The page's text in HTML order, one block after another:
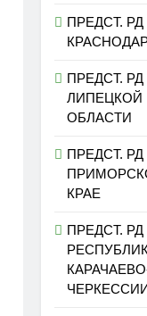
ПРЕДСТ. РД
ПРЕДСТ. РД
ЛИПЕЦКОЙ
ОБЛАСТИ
ПРЕДСТ. РД
КРАЕ
ПРЕДСТ. РД